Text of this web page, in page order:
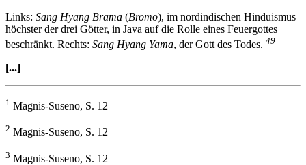
Links: Sang Hyang Brama (Bromo), im nordindischen Hinduismus
höchster der drei Götter, in Java auf die Rolle eines Feuergottes
beschränkt. Rechts: Sang Hyang Yama, der Gott des Todes. 49
[...]
1 Magnis-Suseno, S. 12
2 Magnis-Suseno, S. 12
3 Magnis-Suseno, S. 12